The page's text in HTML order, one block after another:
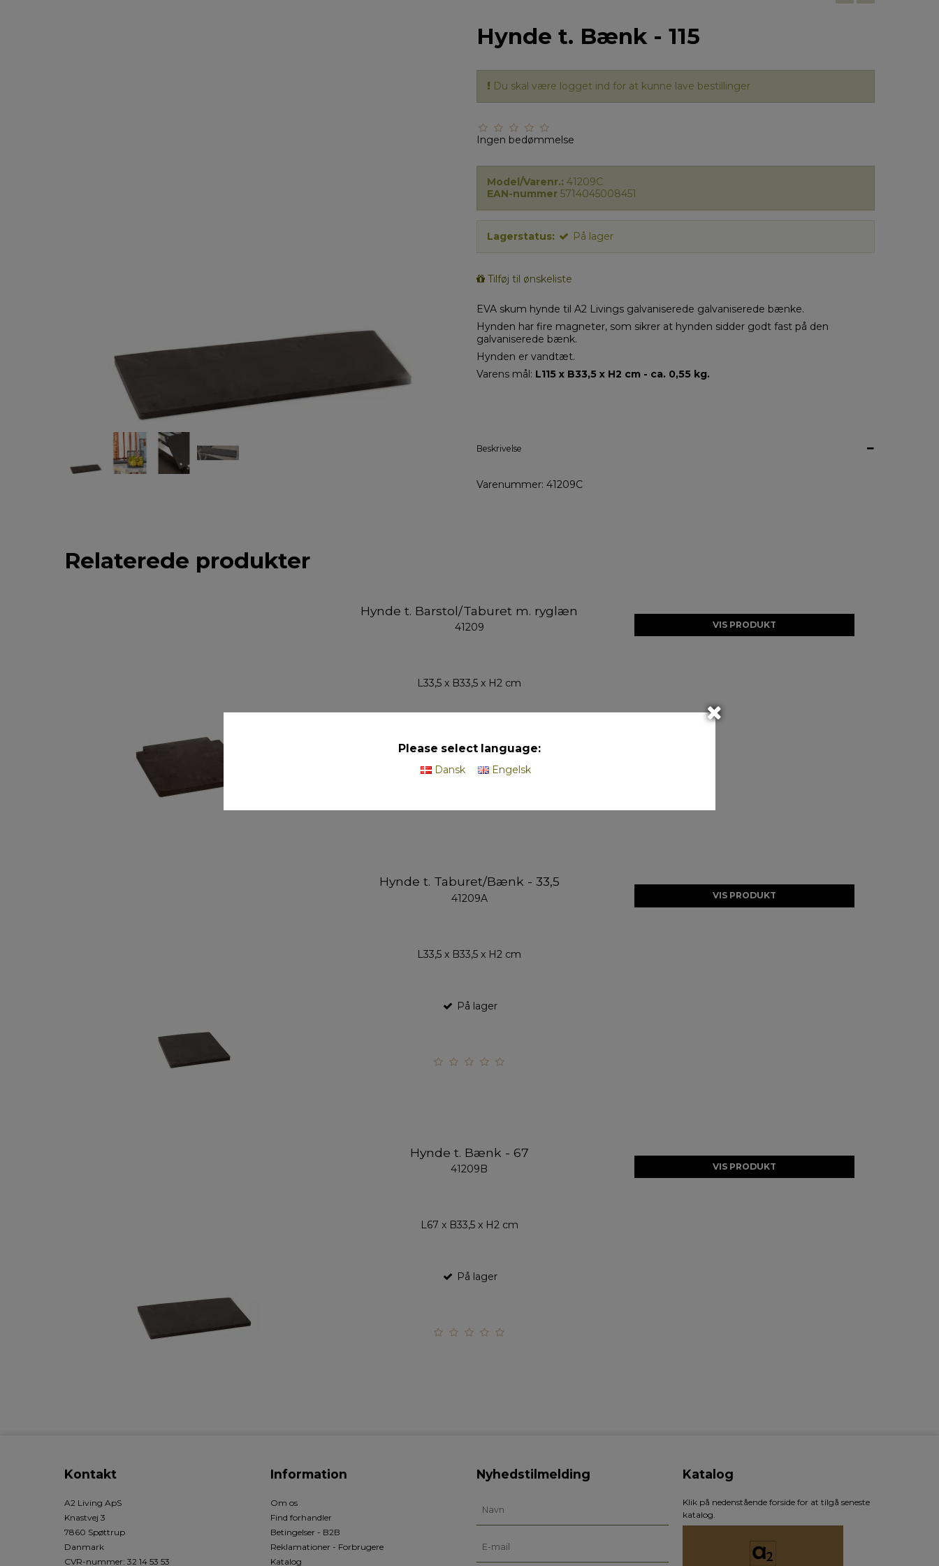
Hynde t. Bænk - 115
Du skal være logget ind for at kunne lave bestillinger
Ingen bedømmelse
Model/Varenr.: 41209C
EAN-nummer 5714045008451
Lagerstatus: På lager
Tilføj til ønskeliste
EVA skum hynde til A2 Livings galvaniserede galvaniserede bænke.
Hynden har fire magneter, som sikrer at hynden sidder godt fast på den
galvaniserede bænk.
Hynden er vandtæt.
Varens mål: L115 x B33,5 x H2 cm - ca. 0,55 kg.
Beskrivelse
Varenummer: 41209C
Relaterede produkter
Hynde t. Barstol/Taburet m. ryglæn
41209
L33,5 x B33,5 x H2 cm
VIS PRODUKT
Hynde t. Taburet/Bænk - 33,5
41209A
L33,5 x B33,5 x H2 cm
På lager
VIS PRODUKT
Hynde t. Bænk - 67
41209B
L67 x B33,5 x H2 cm
På lager
VIS PRODUKT
Kontakt
A2 Living ApS
Knastvej 3
7860 Spøttrup
Danmark
CVR-nummer: 32 14 53 53
Information
Om os
Find forhandler
Betingelser - B2B
Reklamationer - Forbrugere
Katalog
Nyhedstilmelding Katalog
Klik på nedenstående forside for at tilgå seneste
katalog.
Please select language:
Dansk Engelsk